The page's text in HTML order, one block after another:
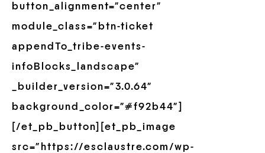
button_alignment=”center”
module_class=”btn-ticket
appendTo_tribe-events-
infoBlocks_landscape”
_builder_version=”3.0.64″
background_color=”#f92b44″]
[/et_pb_button][et_pb_image
src=”https://esclaustre.com/wp-